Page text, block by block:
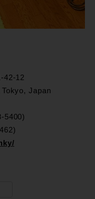
42-12
Japan
5400)